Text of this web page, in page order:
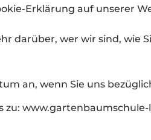
Erklärung auf unserer
darüber, wer wir sind, wie
an, wenn Sie uns